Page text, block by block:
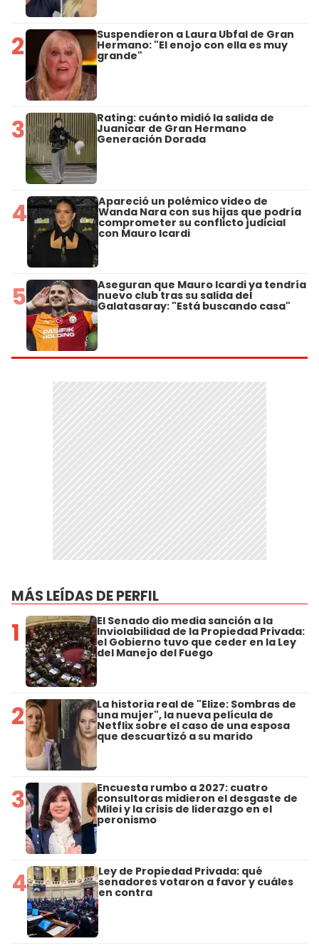
2 Suspendieron a Laura Ubfal de Gran
Hermano: "El enojo con ella es muy
grande"
3 Rating: cuánto midió la salida de
Juanicar de Gran Hermano
Generación Dorada
4 Apareció un polémico video de
Wanda Nara con sus hijas que podría
comprometer su conflicto judicial
con Mauro Icardi
5 Aseguran que Mauro Icardi ya tendría
nuevo club tras su salida del
Galatasaray: "Está buscando casa"
MÁS LEÍDAS DE PERFIL
1 El Senado dio media sanción a la
Inviolabilidad de la Propiedad Privada:
el Gobierno tuvo que ceder en la Ley
del Manejo del Fuego
2 La historia real de "Elize: Sombras de
una mujer", la nueva película de
Netflix sobre el caso de una esposa
que descuartizó a su marido
3 Encuesta rumbo a 2027: cuatro
consultoras midieron el desgaste de
Milei y la crisis de liderazgo en el
peronismo
4 Ley de Propiedad Privada: qué
senadores votaron a favor y cuáles
en contra